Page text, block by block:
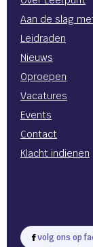
Aan de slag
Leidraden
Nieuws
Oproepen
Vacatures
Events
Contact
Klacht indienen
volg ons op